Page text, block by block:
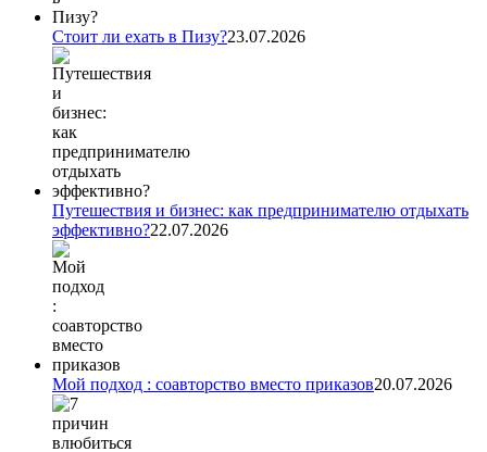
Стоит ли ехать в Пизу?23.07.2026
Путешествия и бизнес: как предпринимателю отдыхать
эффективно?22.07.2026
Мой подход : соавторство вместо приказов20.07.2026